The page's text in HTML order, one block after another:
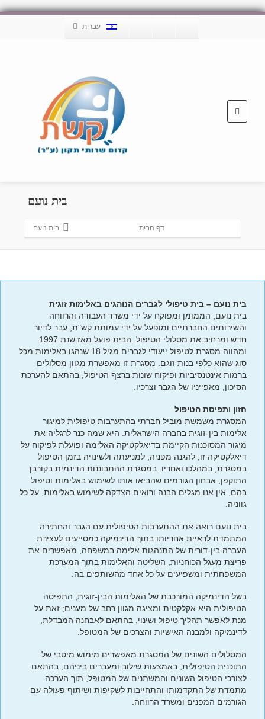
עברית
בית נועם
בית נועם דף הבית
בית נועם – בית טיפולי לגברים הנוהגים באלימות זוגית
בית נועם, הממומן ומפוקח על ידי משרד העבודה והרווחה
והשירותים החברתיים ומופעל על ידי עמותת קש"ת, עבר לדיור
חדש ומרחיב את מסלולי הטיפול. הבית פועל מאז שנת 1997
ומהווה מסגרת לטיפול ייעודי לגברים מגיל 18 שנהגו באלימות מכל
סוג שהוא כלפי בנות זוגם. מסגרת זו מאפשרת מגוון מסלולים
ברמות אינטנסיביות ופיקוח שונות ברצף הטיפול, בהתאם להערכת
הסיכון, מאפייניו של הגבר וצרכיו.
חזון ותפיסת הטיפול
המסגרת משמשת מוביל חברתי בהתערבות טיפולית למיגור
אלימות בין-זוגית בחברה הישראלית. היא שמה כנר לרגליה את
מיגור המסוכנות הקיימת בדיאלקטיקה האלימה ופועלת לפיקוח על
דיאלקטיקה זו, להגנה מפניה, למניעתה ולשינויה בזמן הטיפול
במסגרת, במהלכו ואחריו. במסגרת ההתבוננות הדינמית בקורבן
התוקפן, אבחון הגורמים שהביאו אותו לשימוש באלימות וטיפול
בהם, אין אנו מגלים הבנה ורואים הצדקה לשימוש באלימות, על כל
גווניה.
בית נועם רואה את ההתערבות הטיפולית עם הגבר והחתירה
המתמדת לראיית אחריותו בתוך הדינמיקה כמסייעים לעצירת
העברה בין-דורית של התנהגות אלימה במשפחה, מאפשרים את
פריצת מעגל הכוחניות, השליטה והאלימות בתוך המערכת
המשפחתית ומשפיעים על כל אחד מהשותפים בה.
בשל הדינמיקה המורכבת של האלימות הבין-זוגית, התפיסה
הטיפולית היא אקלקטית ומציגה מגוון רחב של מענים; זאת על
מנת לאפשר תהליך טיפול ושינוי, בהתאם לאבחנה המבדלת,
לדינמיקה ולמבנה האישיות והצרכים של המטופל.
המסלולים השונים של המסגרת מאפשרים מימוש מיטבי של
התוכנית הטיפולית, באמצעות שילוב ומעברים ביניהם, בהתאם
לצורכי הטיפול השונים והמשתנים של המטופל, תוך הערכה
מתמדת של התקדמותו והתחייבות לשקיפות ושיתוף פעולה עם
הגורמים המפנים ומשרד הרווחה.